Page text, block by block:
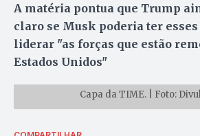
A matéria pontua que Trump
claro se Musk poderia ter
liderar "as forças que estão
Estados Unidos"
Capa da TIME. | Foto: